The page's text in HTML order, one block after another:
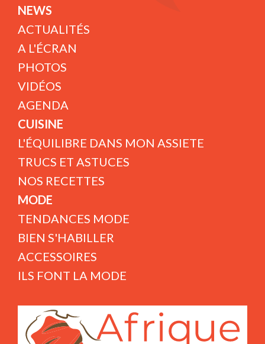
NEWS
ACTUALITÉS
A L'ÉCRAN
PHOTOS
VIDÉOS
AGENDA
CUISINE
L'ÉQUILIBRE DANS MON ASSIETE
TRUCS ET ASTUCES
NOS RECETTES
MODE
TENDANCES MODE
BIEN S'HABILLER
ACCESSOIRES
ILS FONT LA MODE